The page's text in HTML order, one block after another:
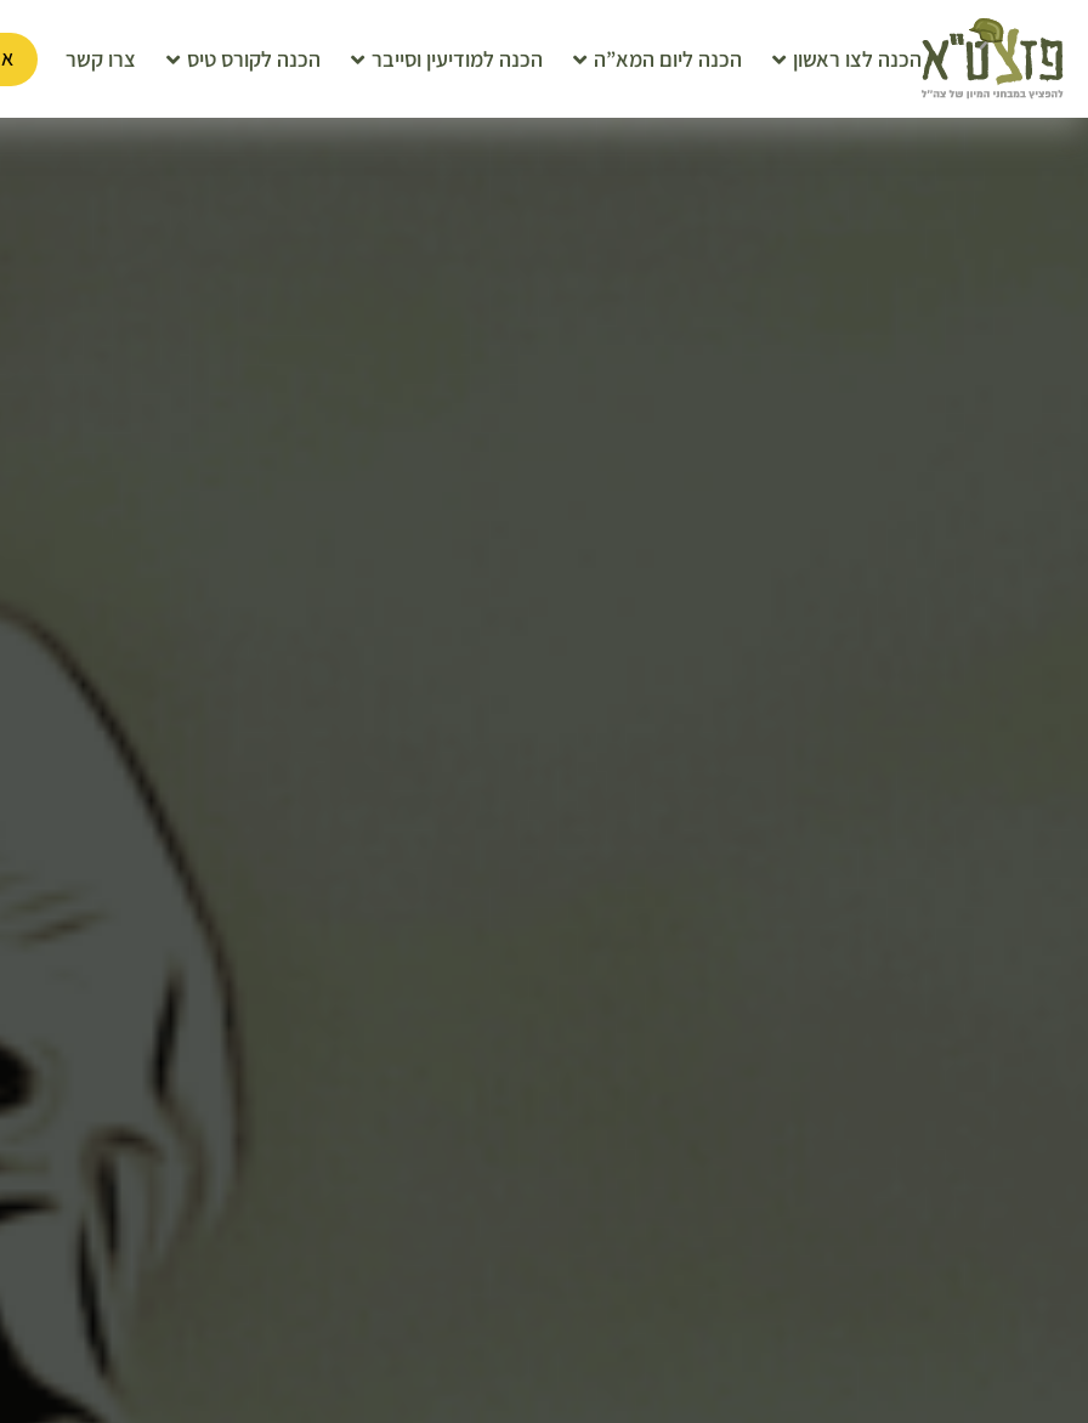
הכנה לצו ראשון הכנה ליום המא”ה הכנה למודיעין וסייבר הכנה לקורס טיס צרו קשר